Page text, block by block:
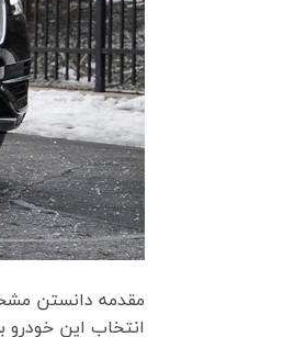
مقدمه دانستن